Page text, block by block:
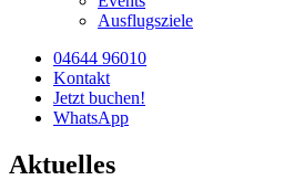
Ausflugsziele
04644 96010
Kontakt
Jetzt buchen!
WhatsApp
Aktuelles